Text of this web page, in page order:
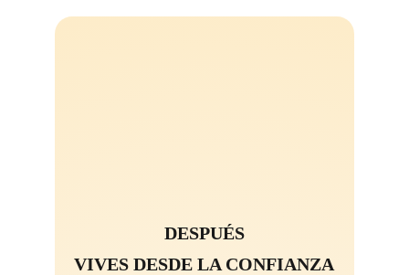
DESPUÉS
VIVES DESDE LA CONFIANZA